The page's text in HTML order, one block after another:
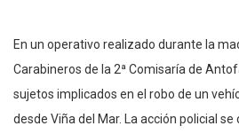
En un operativo realizado durante la
Carabineros de la 2ª Comisaría de
sujetos implicados en el robo de un
desde Viña del Mar. La acción policial